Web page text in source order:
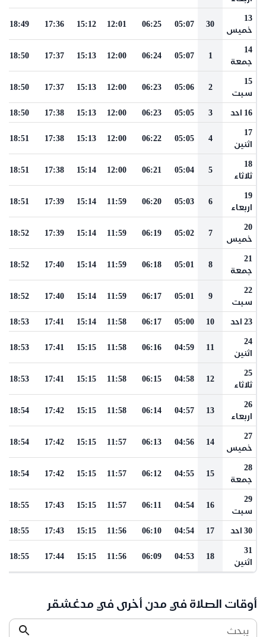
13
خميس
30
05:07
06:25
12:01
15:12
17:36
18:49
14
جمعة
1
05:07
06:24
12:00
15:13
17:37
18:50
15
سبت
2
05:06
06:23
12:00
15:13
17:37
18:50
16 احد 3
05:05
06:23
12:00
15:13
17:38
18:50
17
اثنين
4
05:05
06:22
12:00
15:13
17:38
18:51
18
ثلاثاء
5
05:04
06:21
12:00
15:14
17:38
18:51
19
اربعاء
6
05:03
06:20
11:59
15:14
17:39
18:51
20
خميس
7
05:02
06:19
11:59
15:14
17:39
18:52
21
جمعة
8
05:01
06:18
11:59
15:14
17:40
18:52
22
سبت
9
05:01
06:17
11:59
15:14
17:40
18:52
23 احد 10
05:00
06:17
11:58
15:14
17:41
18:53
24
اثنين
11
04:59
06:16
11:58
15:15
17:41
18:53
25
ثلاثاء
12
04:58
06:15
11:58
15:15
17:41
18:53
26
اربعاء
13
04:57
06:14
11:58
15:15
17:42
18:54
27
خميس
14
04:56
06:13
11:57
15:15
17:42
18:54
28
جمعة
15
04:55
06:12
11:57
15:15
17:42
18:54
29
سبت
16
04:54
06:11
11:57
15:15
17:43
18:55
30 احد 17
04:54
06:10
11:56
15:15
17:43
18:55
31
اثنين
18
04:53
06:09
11:56
15:15
17:44
18:55
أوقات الصلاة في مدن أخرى في مدغشقر
يبحث